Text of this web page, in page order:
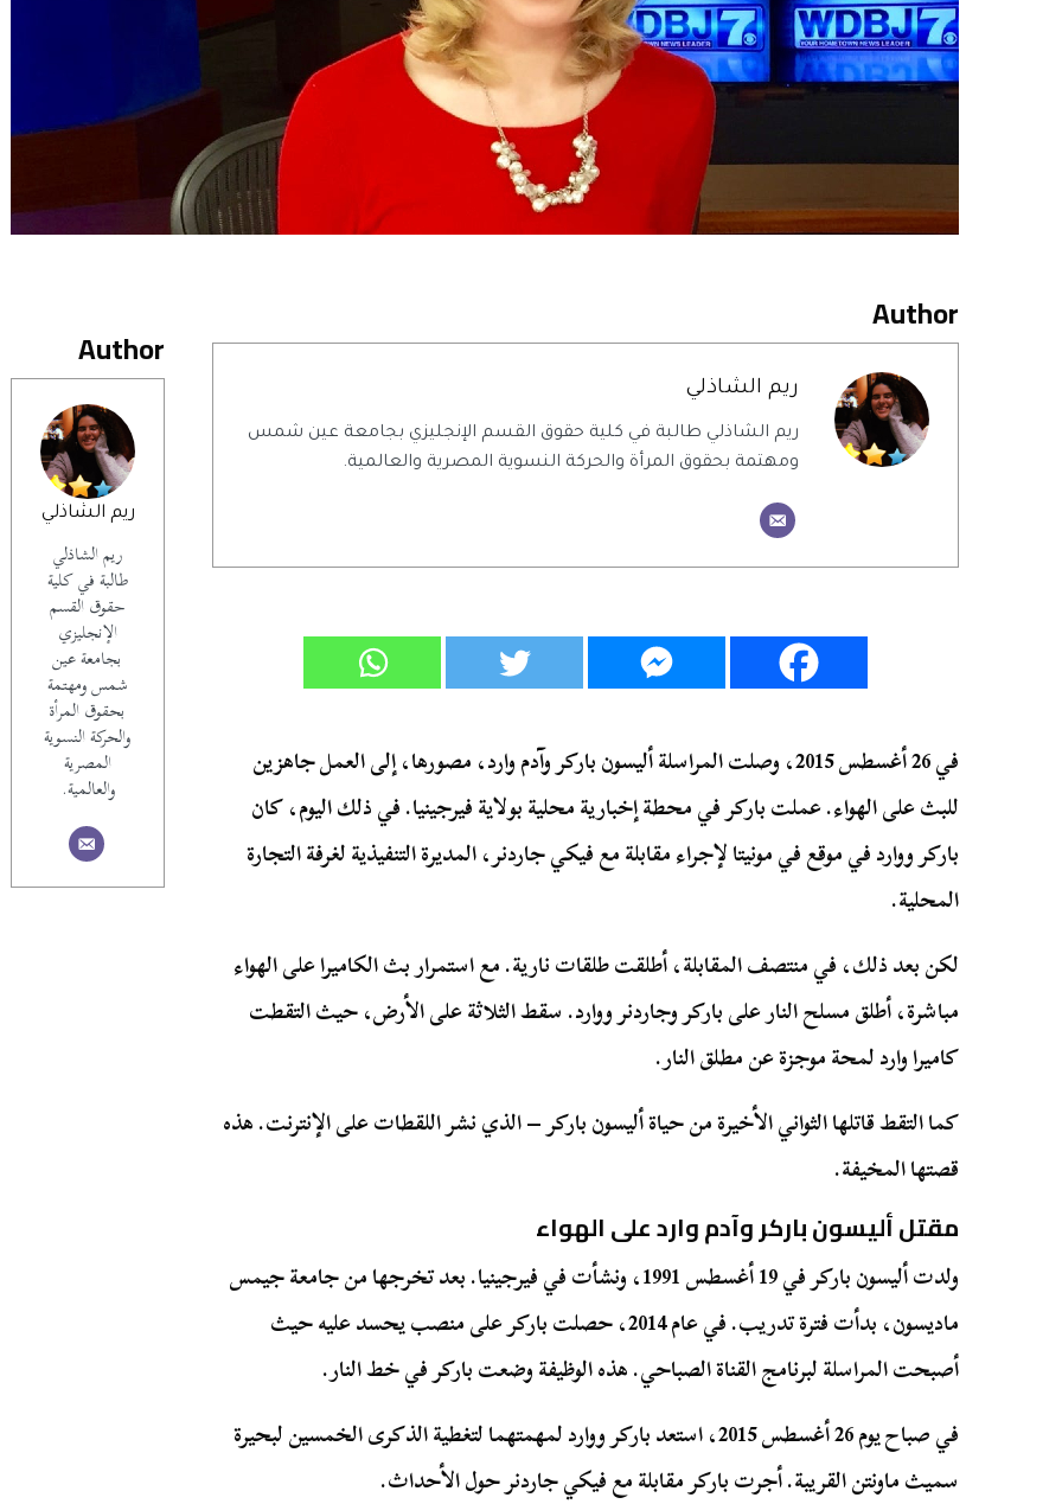
Author
ريم الشاذلي
ريم الشاذلي
طالبة في كلية
حقوق القسم
الإنجليزي
بجامعة عين
شمس ومهتمة
بحقوق المرأة
والحركة النسوية
المصرية
والعالمية.
Author
ريم الشاذلي
ريم الشاذلي طالبة في كلية حقوق القسم الإنجليزي بجامعة عين شمس
ومهتمة بحقوق المرأة والحركة النسوية المصرية والعالمية.
في 26 أغسطس 2015، وصلت المراسلة أليسون باركر وآدم وارد، مصورها، إلى العمل جاهزين
للبث على الهواء. عملت باركر في محطة إخبارية محلية بولاية فيرجينيا. في ذلك اليوم، كان
باركر ووارد في موقع في مونيتا لإجراء مقابلة مع فيكي جاردنر، المديرة التنفيذية لغرفة التجارة
المحلية.
لكن بعد ذلك، في منتصف المقابلة، أطلقت طلقات نارية. مع استمرار بث الكاميرا على الهواء
مباشرة، أطلق مسلح النار على باركر وجاردنر ووارد. سقط الثلاثة على الأرض، حيث التقطت
كاميرا وارد لمحة موجزة عن مطلق النار.
كما التقط قاتلها الثواني الأخيرة من حياة أليسون باركر – الذي نشر اللقطات على الإنترنت. هذه
قصتها المخيفة.
مقتل أليسون باركر وآدم وارد على الهواء
ولدت أليسون باركر في 19 أغسطس 1991، ونشأت في فيرجينيا. بعد تخرجها من جامعة جيمس
ماديسون، بدأت فترة تدريب. في عام 2014، حصلت باركر على منصب يحسد عليه حيث
أصبحت المراسلة لبرنامج القناة الصباحي. هذه الوظيفة وضعت باركر في خط النار.
في صباح يوم 26 أغسطس 2015، استعد باركر ووارد لمهمتهما لتغطية الذكرى الخمسين لبحيرة
سميث ماونتن القريبة. أجرت باركر مقابلة مع فيكي جاردنر حول الأحداث.